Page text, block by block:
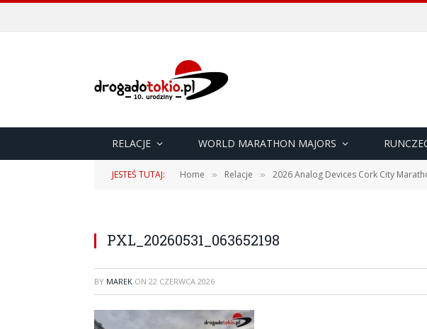
RELACJE WORLD MARATHON MAJORS
JESTEŚ TUTAJ: Home » Relacje » 2026 Analog Devices Cork City
PXL_20260531_063652198
BY MAREK ON 22 CZERWCA 2026